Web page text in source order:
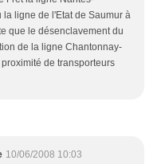
la ligne de l'Etat de Saumur à
que le désenclavement du
de la ligne Chantonnay-
de transporteurs
10/06/2008 10:03